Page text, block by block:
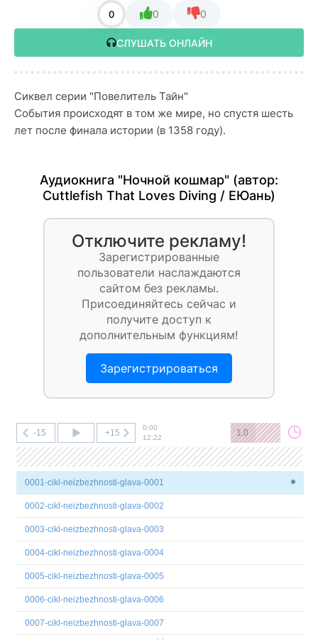
0 0 0
СЛУШАТЬ ОНЛАЙН
Сиквел серии "Повелитель Тайн"
События происходят в том же мире, но спустя шесть
лет после финала истории (в 1358 году).
Аудиокнига "Ночной кошмар" (автор:
Cuttlefish That Loves Diving / ЕЮань)
Отключите рекламу!
Зарегистрированные
пользователи наслаждаются
сайтом без рекламы.
Присоединяйтесь сейчас и
получите доступ к
дополнительным функциям!
Зарегистрироваться
-15 +15
0:00
12:22
1.0
0001-cikl-neizbezhnosti-glava-0001
0002-cikl-neizbezhnosti-glava-0002
0003-cikl-neizbezhnosti-glava-0003
0004-cikl-neizbezhnosti-glava-0004
0005-cikl-neizbezhnosti-glava-0005
0006-cikl-neizbezhnosti-glava-0006
0007-cikl-neizbezhnosti-glava-0007